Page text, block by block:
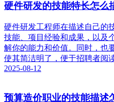
硬件研发的技能特长怎么
硬件研发工程师在描述自己的
技能、项目经验和成果，以及
解你的能力和价值。同时，也
使其简洁明了，便于招聘者阅读
2025-08-12
预算造价职业的技能描述